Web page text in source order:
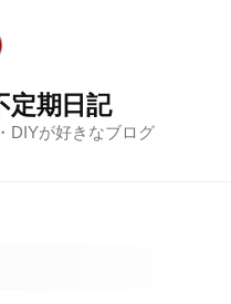
定期日記
DIYが好きなブログ